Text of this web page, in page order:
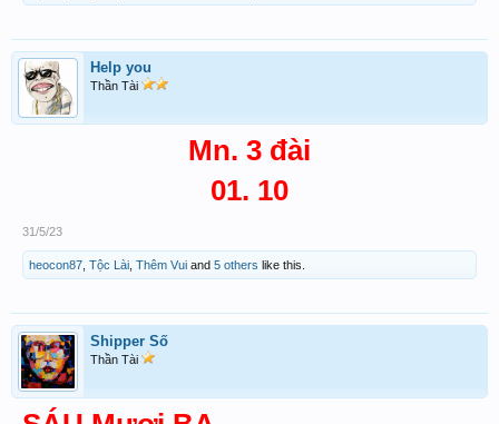
Help you
Thần Tài
Mn. 3 đài
01. 10
31/5/23
heocon87 Tộc Lài Thêm Vui and 5 others like this.
Shipper Số
Thần Tài